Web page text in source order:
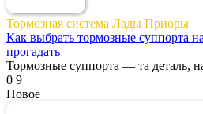
Тормозная система Лады Приоры
Как выбрать тормозные суппорта
прогадать
Тормозные суппорта — та деталь,
0 9
Новое